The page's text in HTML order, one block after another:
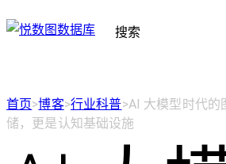
搜索
首页>博客>行业科普>AI 大模型时代的
储，更是认知基础设施